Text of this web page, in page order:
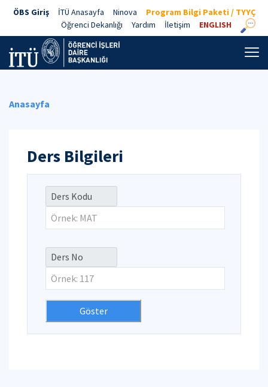
ÖBS Giriş İTÜ Anasayfa Ninova
Program Bilgi Paketi / TYYÇ
Öğrenci Dekanlığı
Yardım İletişim ENGLISH
Anasayfa
Ders Bilgileri
Ders Kodu
Ders No